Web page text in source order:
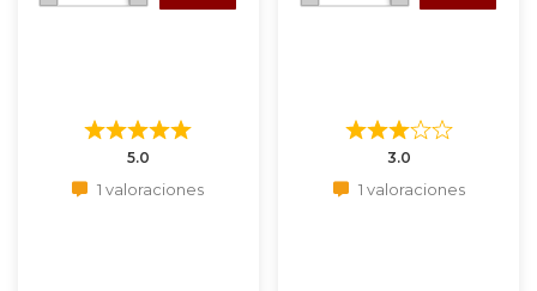
5.0
1 valoraciones
3.0
1 valoraciones